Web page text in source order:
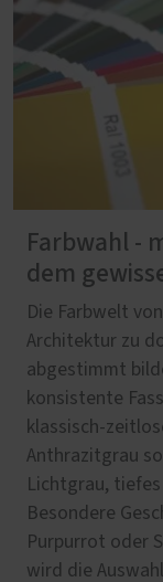
Farbwahl -
dem
Die Farbwelt
Architektur zu
abgestimmt
konsistente
klassisch-
Anthrazitgrau
Lichtgrau,
Besondere
Purpurrot oder
wird die